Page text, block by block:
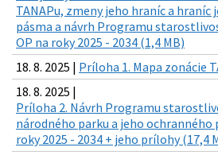
TANAPu, zmeny jeho hraníc a hraníc
pásma a návrh Programu
OP na roky 2025 - 2034 (1,4 MB)
18. 8. 2025 | Príloha 1. Mapa zonácie
18. 8. 2025 |
Príloha 2. Návrh Programu
národného parku a jeho ochranného
roky 2025 - 2034 + jeho prílohy (17,4